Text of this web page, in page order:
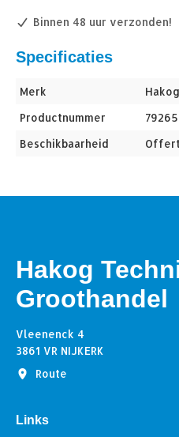
Binnen 48 uur verzonden!
Specificaties
Merk
Hakog
Productnummer
Beschikbaarheid
Hakog
Groothandel
Vleenenck 4
3861 VR NIJKERK
Route
Links